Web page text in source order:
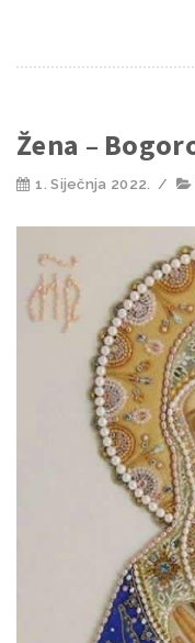
Žena –
1. Siječnja 2022. /